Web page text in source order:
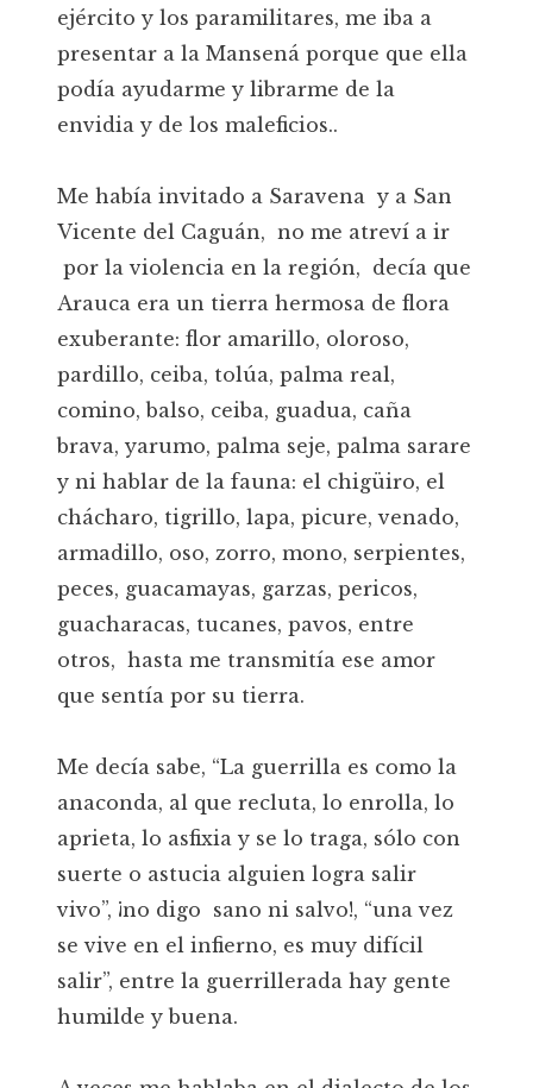
ejército y los paramilitares, me iba a
presentar a la Mansená porque que ella
podía ayudarme y librarme de la
envidia y de los maleficios..
Me había invitado a Saravena y a San
Vicente del Caguán, no me atreví a ir
por la violencia en la región, decía que
Arauca era un tierra hermosa de flora
exuberante: flor amarillo, oloroso,
pardillo, ceiba, tolúa, palma real,
comino, balso, ceiba, guadua, caña
brava, yarumo, palma seje, palma sarare
y ni hablar de la fauna: el chigüiro, el
chácharo, tigrillo, lapa, picure, venado,
armadillo, oso, zorro, mono, serpientes,
peces, guacamayas, garzas, pericos,
guacharacas, tucanes, pavos, entre
otros, hasta me transmitía ese amor
que sentía por su tierra.
Me decía sabe, “La guerrilla es como la
anaconda, al que recluta, lo enrolla, lo
aprieta, lo asfixia y se lo traga, sólo con
suerte o astucia alguien logra salir
vivo”, ¡no digo sano ni salvo!, “una vez
se vive en el infierno, es muy difícil
salir”, entre la guerrillerada hay gente
humilde y buena.